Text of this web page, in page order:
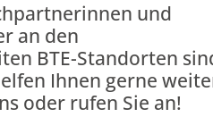
und
an den
BTE-Standorten
Ihnen gerne
oder rufen Sie an!